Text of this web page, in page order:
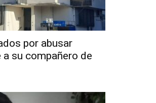
por abusar
su compañero de